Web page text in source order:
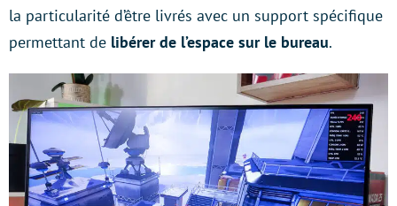
la particularité d’être livrés avec un support spécifique
permettant de libérer de l’espace sur le bureau.